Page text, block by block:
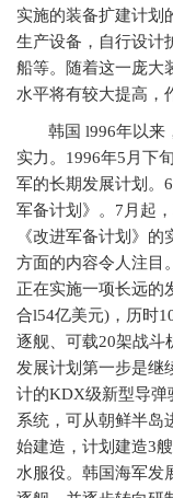
实施的装备扩建计划
生产设备，自行设计
船等。随着这一庞大
水平将有较大提高，
韩国 l996年以来
实力。 1996年5月下
军的长期发展计划。 6
军备计划》。 7月起
《改进军备计划》
方面的内容令人注目
正在实施一项长远的
合l54亿美元) ，历时
逐舰、可载20架战斗
发展计划第一步是继
计的KDX级新型导弹
系统，可从朝鲜半岛
始建造，计划建造3
水服役。韩国海军发